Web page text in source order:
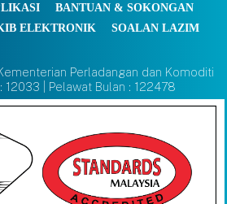
BANTUAN & SOKONGAN
ELEKTRONIK SOALAN LAZIM
Perladangan dan Komoditi
12033 | Pelawat Bulan : 122478